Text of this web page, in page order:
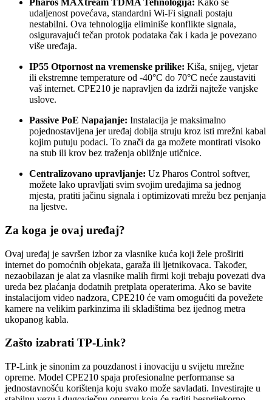
Pharos MAXtream TDMA Tehnologija: Kako se
udaljenost povećava, standardni Wi-Fi signali postaju
nestabilni. Ova tehnologija eliminiše konflikte signala,
osiguravajući tečan protok podataka čak i kada je povezano
više uređaja.
IP55 Otpornost na vremenske prilike: Kiša, snijeg, vjetar
ili ekstremne temperature od -40°C do 70°C neće zaustaviti
vaš internet. CPE210 je napravljen da izdrži najteže vanjske
uslove.
Passive PoE Napajanje: Instalacija je maksimalno
pojednostavljena jer uređaj dobija struju kroz isti mrežni kabal
kojim putuju podaci. To znači da ga možete montirati visoko
na stub ili krov bez traženja obližnje utičnice.
Centralizovano upravljanje: Uz Pharos Control softver,
možete lako upravljati svim svojim uređajima sa jednog
mjesta, pratiti jačinu signala i optimizovati mrežu bez penjanja
na ljestve.
Za koga je ovaj uređaj?
Ovaj uređaj je savršen izbor za vlasnike kuća koji žele proširiti
internet do pomoćnih objekata, garaža ili ljetnikovaca. Također,
nezaobilazan je alat za vlasnike malih firmi koji trebaju povezati dva
ureda bez plaćanja dodatnih pretplata operaterima. Ako se bavite
instalacijom video nadzora, CPE210 će vam omogućiti da povežete
kamere na velikim parkinzima ili skladištima bez ijednog metra
ukopanog kabla.
Zašto izabrati TP-Link?
TP-Link je sinonim za pouzdanost i inovaciju u svijetu mrežne
opreme. Model CPE210 spaja profesionalne performanse sa
jednostavnošću korištenja koju svako može savladati. Investirajte u